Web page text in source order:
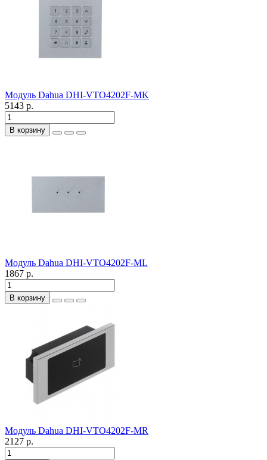
Модуль Dahua DHI-VTO4202F-MK
5143 р.
В корзину
Модуль Dahua DHI-VTO4202F-ML
1867 р.
В корзину
Модуль Dahua DHI-VTO4202F-MR
2127 р.